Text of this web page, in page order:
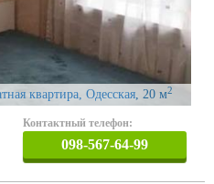
квартира, Одесская, 20 м2
Контактный телефон:
098-567-64-99